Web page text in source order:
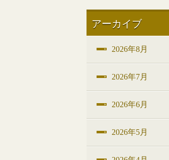
アーカイブ
2026年8月
2026年7月
2026年6月
2026年5月